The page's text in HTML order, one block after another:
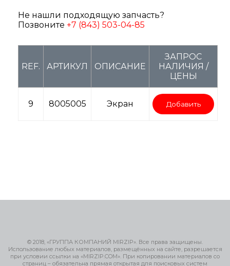
Не нашли подходящую запчасть?
Позвоните +7 (843) 503-04-85
REF. АРТИКУЛ ОПИСАНИЕ
ЗАПРОС
НАЛИЧИЯ /
ЦЕНЫ
9 8005005 Экран Добавить
© 2018, «ГРУППА КОМПАНИЙ MIRZIP». Все права защищены.
Использование любых материалов, размещённых на сайте, разрешается
при условии ссылки на «MIRZIP.COM». При копировании материалов со
страниц – обязательна прямая открытая для поисковых систем